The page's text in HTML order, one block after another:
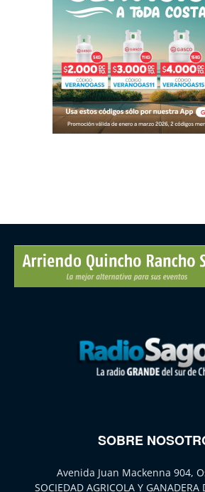
SOBRE
Avenida Juan Mackenna 904,
SOCIEDAD AGRICOLA Y GANADERA